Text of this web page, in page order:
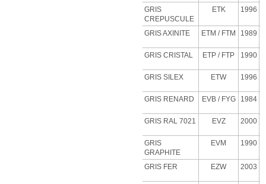
GRIS
CREPUSCULE
ETK 1996
GRIS AXINITE ETM / FTM 1989
GRIS CRISTAL ETP / FTP 1990
GRIS SILEX ETW 1996
GRIS RENARD EVB / FYG 1984
GRIS RAL 7021 EVZ 2000
GRIS
GRAPHITE
EVM 1990
GRIS FER EZW 2003